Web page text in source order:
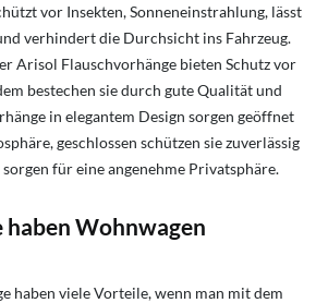
vor Insekten, Sonneneinstrahlung, lässt
verhindert die Durchsicht ins Fahrzeug.
Arisol Flauschvorhänge bieten Schutz vor
bestechen sie durch gute Qualität und
in elegantem Design sorgen geöffnet
geschlossen schützen sie zuverlässig
für eine angenehme Privatsphäre.
Wohnwagen
haben viele Vorteile, wenn man mit dem